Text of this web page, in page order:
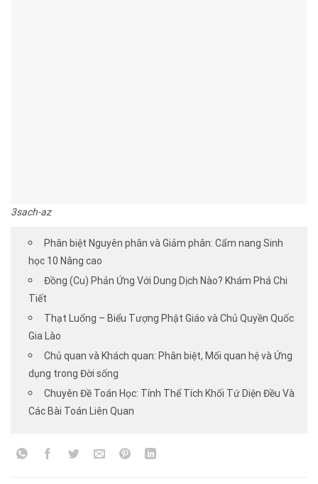
3sach-az
Phân biệt Nguyên phân và Giảm phân: Cẩm nang Sinh
học 10 Nâng cao
Đồng (Cu) Phản Ứng Với Dung Dịch Nào? Khám Phá Chi
Tiết
Thạt Luổng – Biểu Tượng Phật Giáo và Chủ Quyền Quốc
Gia Lào
Chủ quan và Khách quan: Phân biệt, Mối quan hệ và Ứng
dụng trong Đời sống
Chuyên Đề Toán Học: Tính Thể Tích Khối Tứ Diện Đều Và
Các Bài Toán Liên Quan